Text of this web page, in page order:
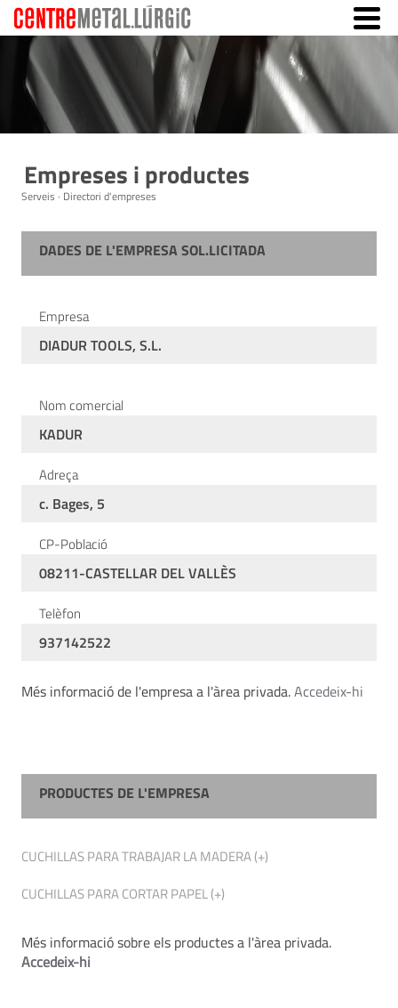
Empreses i productes
Serveis · Directori d'empreses
DADES DE L'EMPRESA SOL.LICITADA
Empresa
DIADUR TOOLS, S.L.
Nom comercial
KADUR
Adreça
c. Bages, 5
CP-Població
08211-CASTELLAR DEL VALLÈS
Telèfon
937142522
Més informació de l'empresa a l'àrea privada.Accedeix-hi
PRODUCTES DE L'EMPRESA
CUCHILLAS PARA TRABAJAR LA MADERA (+)
CUCHILLAS PARA CORTAR PAPEL (+)
Més informació sobre els productes a l'àrea privada.
Accedeix-hi